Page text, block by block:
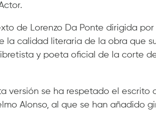
de Lorenzo Da Ponte dirigida
la calidad literaria de la obra que
y poeta oficial de la corte
versión se ha respetado el escrito
Alonso, al que se han añadido